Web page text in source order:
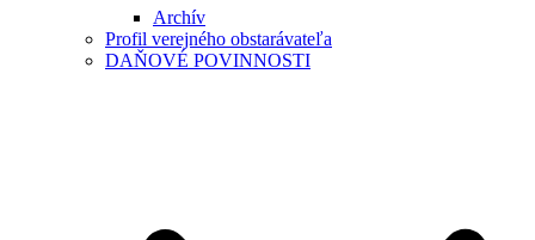
Archív
Profil verejného obstarávateľa
DAŇOVÉ POVINNOSTI